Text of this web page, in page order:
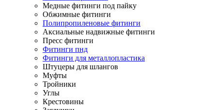
Медные фитинги под пайку
Обжимные фитинги
Полипропиленовые фитинги
Аксиальные надвижные фитинги
Пресс фитинги
Фитинги пнд
Фитинги для металлопластика
Штуцеры для шлангов
Муфты
Тройники
Углы
Крестовины